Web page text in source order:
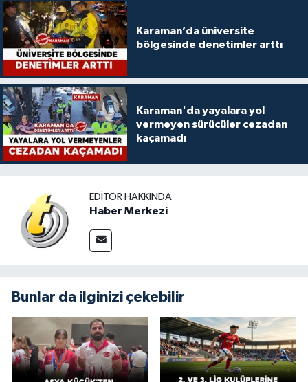
Karaman’da üniversite
bölgesinde denetimler arttı
Karaman'da yayalara yol
vermeyen sürücüler cezadan
kaçamadı
EDITÖR HAKKINDA
Haber Merkezi
Bunlar da ilginizi çekebilir